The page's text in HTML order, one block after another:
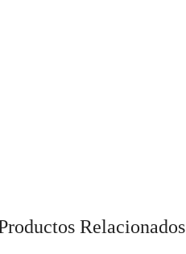
Relacionados